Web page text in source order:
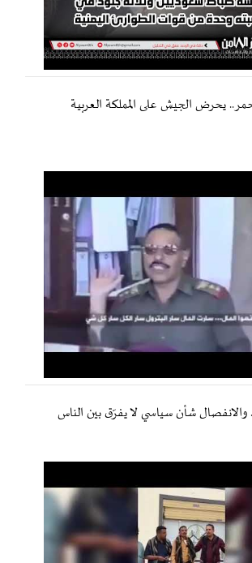
يحرض الجيش على المملكة العربية
والانفصال شأن سياسي لا يفرّق بين الناس